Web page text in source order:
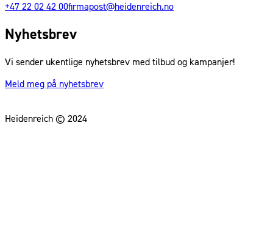
+47 22 02 42 00firmapost@heidenreich.no
Nyhetsbrev
Vi sender ukentlige nyhetsbrev med tilbud og kampanjer!
Meld meg på nyhetsbrev
Heidenreich © 2024